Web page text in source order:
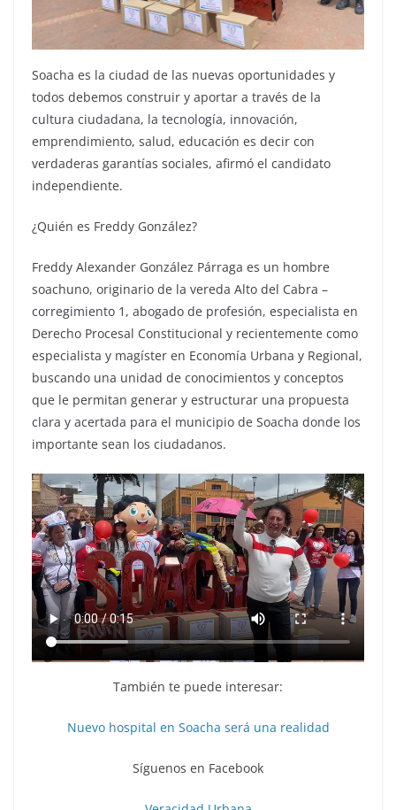
Soacha es la ciudad de las nuevas oportunidades y
todos debemos construir y aportar a través de la
cultura ciudadana, la tecnología, innovación,
emprendimiento, salud, educación es decir con
verdaderas garantías sociales, afirmó el candidato
independiente.
¿Quién es Freddy González?
Freddy Alexander González Párraga es un hombre
soachuno, originario de la vereda Alto del Cabra –
corregimiento 1, abogado de profesión, especialista en
Derecho Procesal Constitucional y recientemente como
especialista y magíster en Economía Urbana y Regional,
buscando una unidad de conocimientos y conceptos
que le permitan generar y estructurar una propuesta
clara y acertada para el municipio de Soacha donde los
importante sean los ciudadanos.
También te puede interesar:
Nuevo hospital en Soacha será una realidad
Síguenos en Facebook